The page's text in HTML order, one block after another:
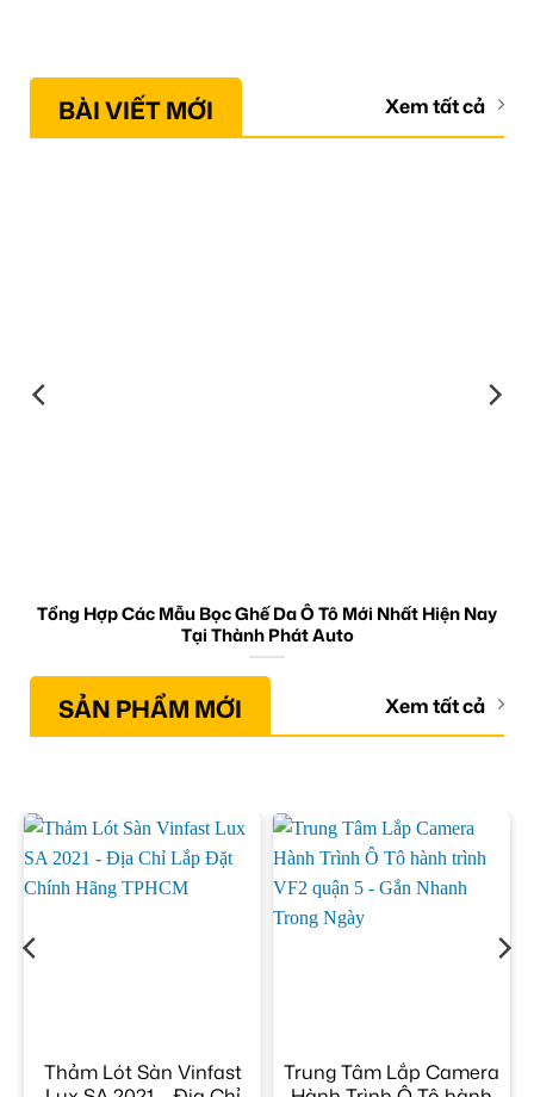
BÀI VIẾT MỚI Xem tất cả
Tổng Hợp Các Mẫu Bọc Ghế Da Ô Tô Mới Nhất Hiện Nay
Tại Thành Phát Auto
SẢN PHẨM MỚI Xem tất cả
Thảm Lót Sàn Vinfast
Trung Tâm Lắp Camera